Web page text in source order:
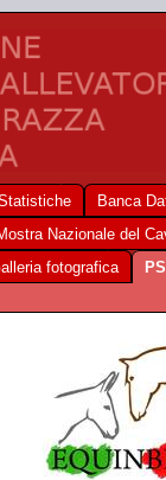
Banca
Nazionale del
fotografica